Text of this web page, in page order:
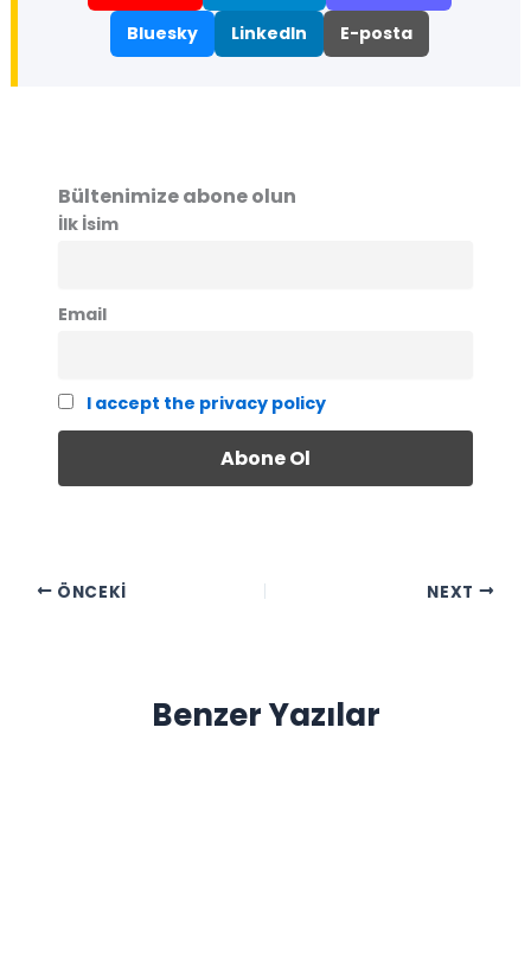
Bluesky
LinkedIn E-posta
Bültenimize abone olun
İlk İsim
Email
I accept the privacy policy
ÖNCEKI NEXT
Benzer Yazılar